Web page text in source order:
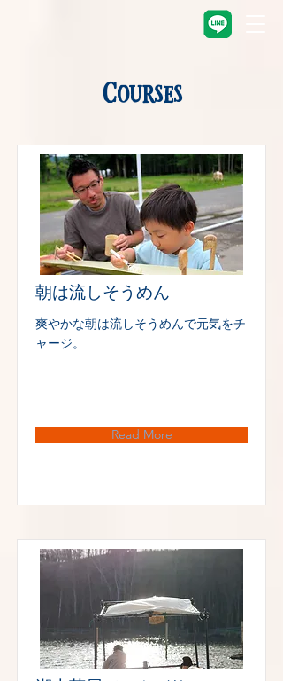
Courses
朝は流しそうめん
爽やかな朝は流しそうめんで元気をチ
ャージ。
Read More